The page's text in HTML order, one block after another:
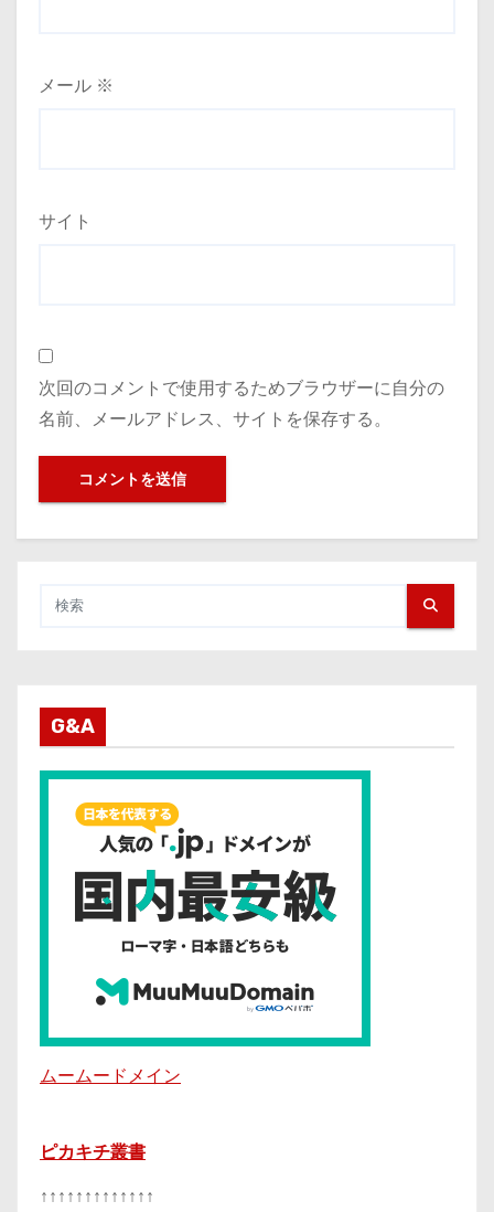
メール ※
サイト
次回のコメントで使用するためブラウザーに自分の
名前、メールアドレス、サイトを保存する。
G&A
ムームードメイン
ピカキチ叢書
↑↑↑↑↑↑↑↑↑↑↑↑↑